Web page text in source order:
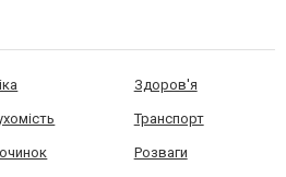
Здоров'я
Транспорт
Розваги